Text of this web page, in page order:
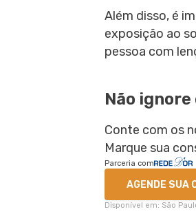
Além disso, é
exposição ao
pessoa com
Não
Conte com os
Marque sua
Parceria com
AGENDE SUA
Disponível em: São